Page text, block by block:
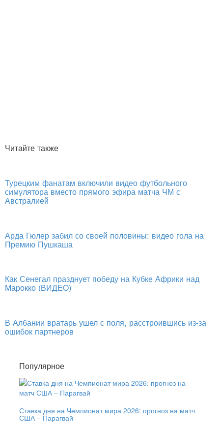
Читайте также
Турецким фанатам включили видео футбольного
симулятора вместо прямого эфира матча ЧМ с
Австралией
Арда Гюлер забил со своей половины: видео гола на
Премию Пушкаша
Как Сенегал празднует победу на Кубке Африки над
Марокко (ВИДЕО)
В Албании вратарь ушел с поля, расстроившись из-за
ошибок партнеров
Популярное
Ставка дня на Чемпионат мира 2026: прогноз на матч
США – Парагвай